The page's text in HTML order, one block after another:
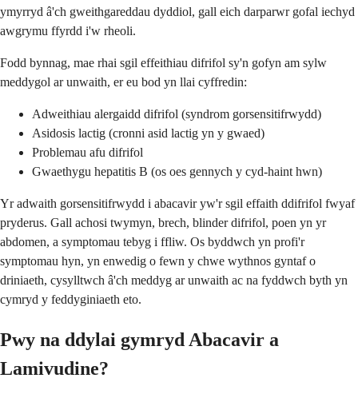
ymyrryd â'ch gweithgareddau dyddiol, gall eich darparwr gofal iechyd
awgrymu ffyrdd i'w rheoli.
Fodd bynnag, mae rhai sgil effeithiau difrifol sy'n gofyn am sylw
meddygol ar unwaith, er eu bod yn llai cyffredin:
Adweithiau alergaidd difrifol (syndrom gorsensitifrwydd)
Asidosis lactig (cronni asid lactig yn y gwaed)
Problemau afu difrifol
Gwaethygu hepatitis B (os oes gennych y cyd-haint hwn)
Yr adwaith gorsensitifrwydd i abacavir yw'r sgil effaith ddifrifol fwyaf
pryderus. Gall achosi twymyn, brech, blinder difrifol, poen yn yr
abdomen, a symptomau tebyg i ffliw. Os byddwch yn profi'r
symptomau hyn, yn enwedig o fewn y chwe wythnos gyntaf o
driniaeth, cysylltwch â'ch meddyg ar unwaith ac na fyddwch byth yn
cymryd y feddyginiaeth eto.
Pwy na ddylai gymryd Abacavir a
Lamivudine?